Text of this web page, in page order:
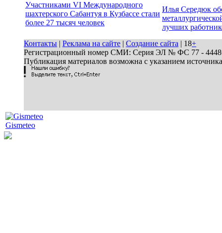
Участниками VI Международного
шахтерского Сабантуя в Кузбассе стали
более 27 тысяч человек
Илья Середюк
лучших
Контакты | Реклама на сайте | Создание сайта | 18+
Регистрационный номер СМИ: Серия ЭЛ № ФС 77 - 44486
Публикация материалов возможна с указанием
Gismeteo